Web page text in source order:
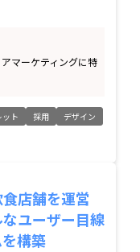
マーケティングに特
ト 採用
デザイン
店舗を運営
ユーザー目線
構築